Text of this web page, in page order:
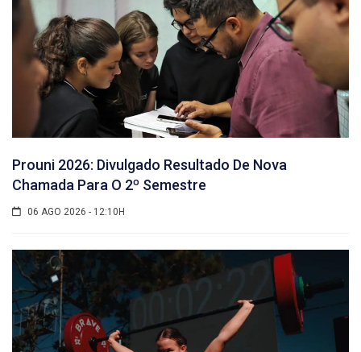
Prouni 2026: Divulgado Resultado De Nova
Chamada Para O 2º Semestre
06 AGO 2026 - 12:10H